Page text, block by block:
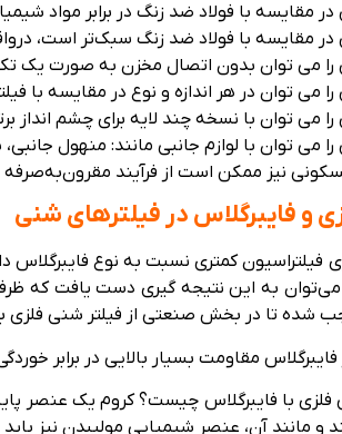
در مقایسه با فولاد ضد زنگ در برابر مواد
در مقایسه با فولاد ضد زنگ سبک‌تر است،
را می توان بدون اتصال مخزن به صورت یک
را می توان در هر اندازه و نوع در مقایسه با
را می توان با نسخه چند لایه برای چشم
را می توان با لوازم جانبی مانند: منهول
نیز ممکن است از فرآیند
و فایبرگلاس در فیلترهای شنی
فیلتراسیون کمتری نسبت به نوع
به این نتیجه گیری دست یافت که
شده تا در بخش صنعتی از فیلتر شنی فلزی
مقاومت بسیار بالایی در برابر
با فایبرگلاس چیست؟ کروم یک عنصر